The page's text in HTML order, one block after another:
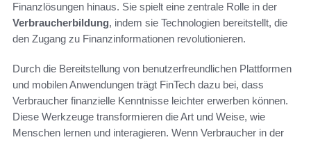
Finanzlösungen hinaus. Sie spielt eine zentrale Rolle in der
Verbraucherbildung, indem sie Technologien bereitstellt, die
den Zugang zu Finanzinformationen revolutionieren.
Durch die Bereitstellung von benutzerfreundlichen Plattformen
und mobilen Anwendungen trägt FinTech dazu bei, dass
Verbraucher finanzielle Kenntnisse leichter erwerben können.
Diese Werkzeuge transformieren die Art und Weise, wie
Menschen lernen und interagieren. Wenn Verbraucher in der